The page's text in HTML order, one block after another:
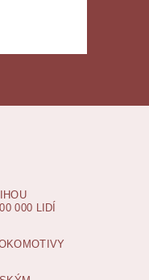
000 LIDÍ